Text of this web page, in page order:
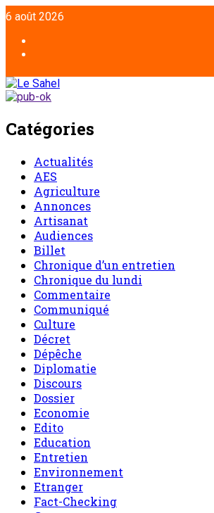
6 août 2026
Catégories
Actualités
AES
Agriculture
Annonces
Artisanat
Audiences
Billet
Chronique d’un entretien
Chronique du lundi
Commentaire
Communiqué
Culture
Décret
Dépêche
Diplomatie
Discours
Dossier
Economie
Edito
Education
Entretien
Environnement
Etranger
Fact-Checking